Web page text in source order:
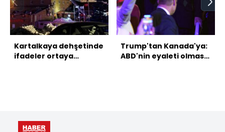
Kartalkaya dehşetinde
ifadeler ortaya
Trump'tan Kanada'ya:
ABD'nin eyaleti olması